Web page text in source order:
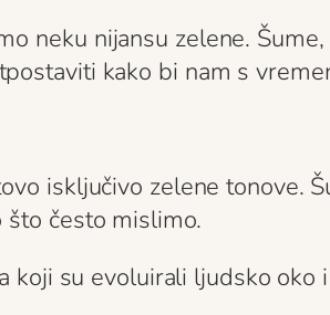
neku nijansu zelene.
kako bi nam s
isključivo zelene tonove.
često mislimo.
koji su evoluirali ljudsko oko